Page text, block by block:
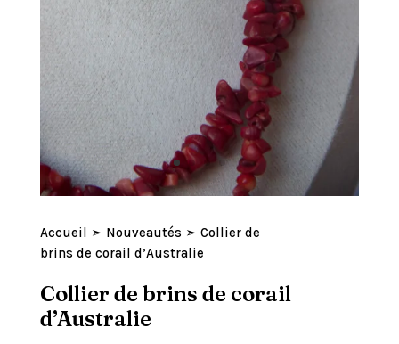
Accueil ➣ Nouveautés ➣ Collier de
brins de corail d’Australie
Collier de brins de corail
d’Australie